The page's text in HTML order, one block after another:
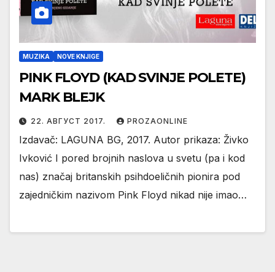
MUZIKA NOVE KNJIGE
PINK FLOYD (KAD SVINJE POLETE)
MARK BLEJK
22. АВГУСТ 2017. PROZAONLINE
Izdavač: LAGUNA BG, 2017. Autor prikaza: Živko
Ivković I pored brojnih naslova u svetu (pa i kod
nas) značaj britanskih psihdoeličnih pionira pod
zajedničkim nazivom Pink Floyd nikad nije imao…